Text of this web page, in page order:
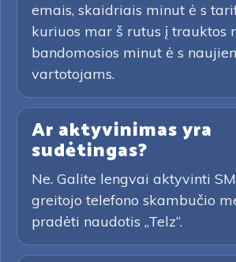
emais, skaidriais minut ė s
kuriuos mar š rutus į trauktos
bandomosios minut ė s
vartotojams.
Ar aktyvinimas yra
sudėtingas?
Ne. Galite lengvai aktyvinti
greitojo telefono skambučio
pradėti naudotis „Telz“.